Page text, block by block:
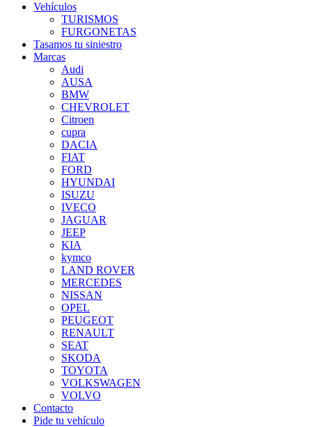
Vehículos
TURISMOS
FURGONETAS
Tasamos tu siniestro
Marcas
Audi
AUSA
BMW
CHEVROLET
Citroen
cupra
DACIA
FIAT
FORD
HYUNDAI
ISUZU
IVECO
JAGUAR
JEEP
KIA
kymco
LAND ROVER
MERCEDES
NISSAN
OPEL
PEUGEOT
RENAULT
SEAT
SKODA
TOYOTA
VOLKSWAGEN
VOLVO
Contacto
Pide tu vehículo